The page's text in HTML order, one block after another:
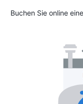
Buchen Sie online